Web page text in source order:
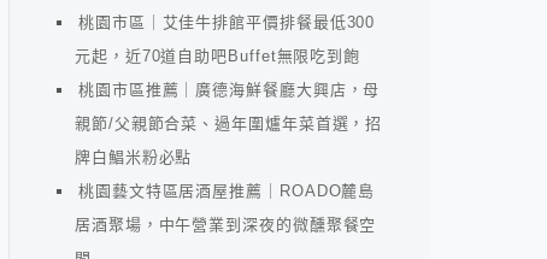
桃園市區｜艾佳牛排館平價排餐最低300
元起，近70道自助吧Buffet無限吃到飽
桃園市區推薦｜廣德海鮮餐廳大興店，母
親節/父親節合菜、過年圍爐年菜首選，招
牌白鯧米粉必點
桃園藝文特區居酒屋推薦｜ROADO麓島
居酒聚場，中午營業到深夜的微醺聚餐空